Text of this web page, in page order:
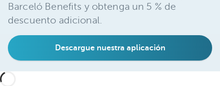
Barceló Benefits y obtenga un 5 % de
descuento adicional.
Descargue nuestra aplicación